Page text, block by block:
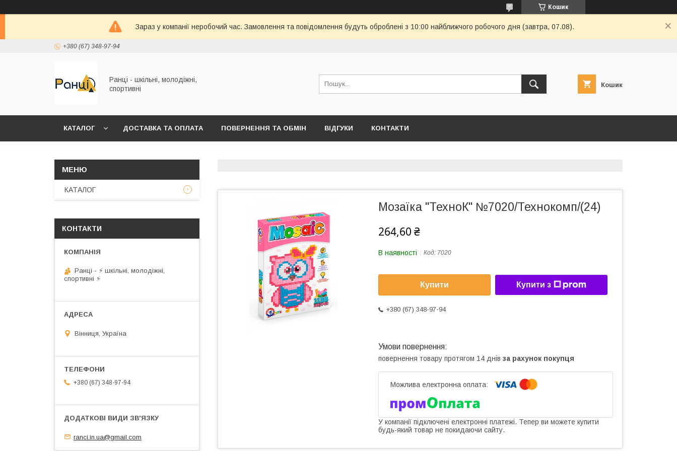
Кошик
Зараз у компанії неробочий час. Замовлення та повідомлення будуть оброблені з 10:00 найближчого робочого дня (завтра, 07.08).
+380 (67) 348-97-94
Ранці - шкільні, молодіжні,
спортивні
Кошик
КАТАЛОГ ДОСТАВКА ТА ОПЛАТА ПОВЕРНЕННЯ ТА ОБМІН ВІДГУКИ КОНТАКТИ
Мозаїка "ТехноК" №7020/Технокомп/(24)
264,60 ₴
В наявності Код: 7020
Купити Купити з
+380 (67) 348-97-94
повернення товару протягом 14 днів за рахунок покупця
У компанії підключені електронні платежі. Тепер ви можете купити
будь-який товар не покидаючи сайту.
КАТАЛОГ
КОНТАКТИ
Ранці - ⚡ шкільні, молодіжні,
спортивні ⚡
Вінниця, Україна
+380 (67) 348-97-94
ranci.in.ua@gmail.com